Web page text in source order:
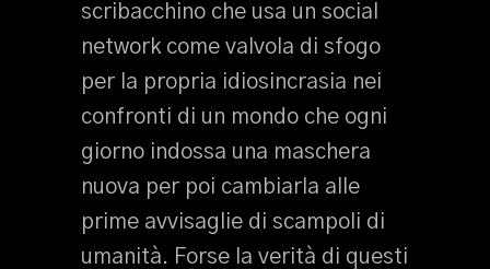
scribacchino che usa un social
network come valvola di sfogo
per la propria idiosincrasia nei
confronti di un mondo che ogni
giorno indossa una maschera
nuova per poi cambiarla alle
prime avvisaglie di scampoli di
umanità. Forse la verità di questi